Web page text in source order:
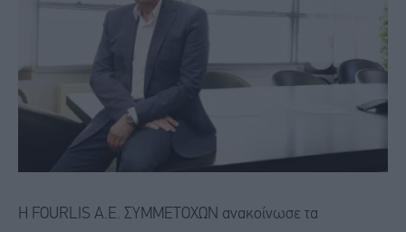
Η FOURLIS Α.Ε. ΣΥΜΜΕΤΟΧΩΝ ανακoίνωσε τα